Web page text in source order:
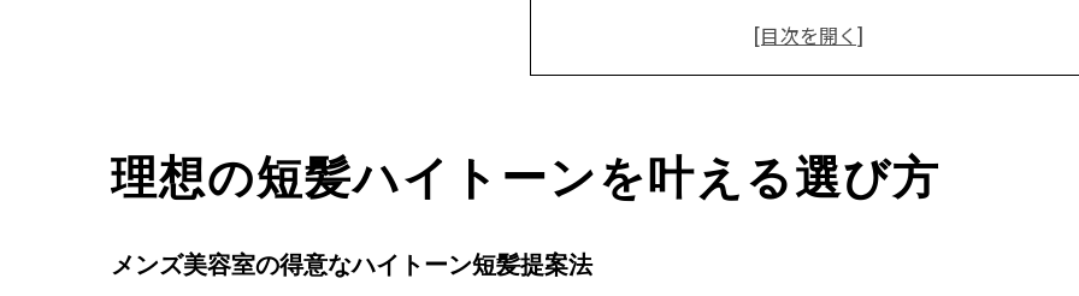
清潔感と個性が光るハイトーンの魅力解説
三軒茶屋 美容院 メンズで選ぶ注目ポイント
口コミやランキングで見る人気サロンの傾向
理想の短髪ハイトーンを叶える選び方
メンズ美容室の得意なハイトーン短髪提案法